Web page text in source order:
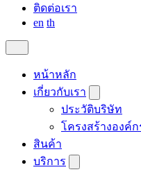
ติดต่อเรา
en th
หน้าหลัก
เกี่ยวกับเรา
ประวัติบริษัท
โครงสร้างองค์ก
สินค้า
บริการ